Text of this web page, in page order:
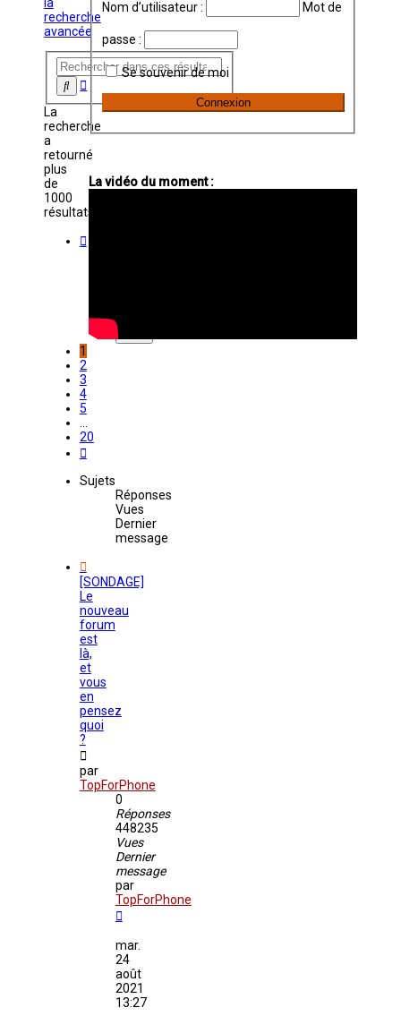
recherche
avancée
Rechercher
avancée
La
recherche
a
retourné
plus
de
1000
résultats
1
2
3
4
5
…
20
Sujets
Réponses
Vues
Dernier
message
[SONDAGE]
Le
nouveau
forum
est
là,
et
vous
en
pensez
quoi
?
par
TopForPhone
0
Réponses
448235
Vues
Dernier
message
par
TopForPhone
mar.
24
août
2021
13:27
Nom d’utilisateur : Mot de
passe :
Se souvenir de moi
La vidéo du moment :